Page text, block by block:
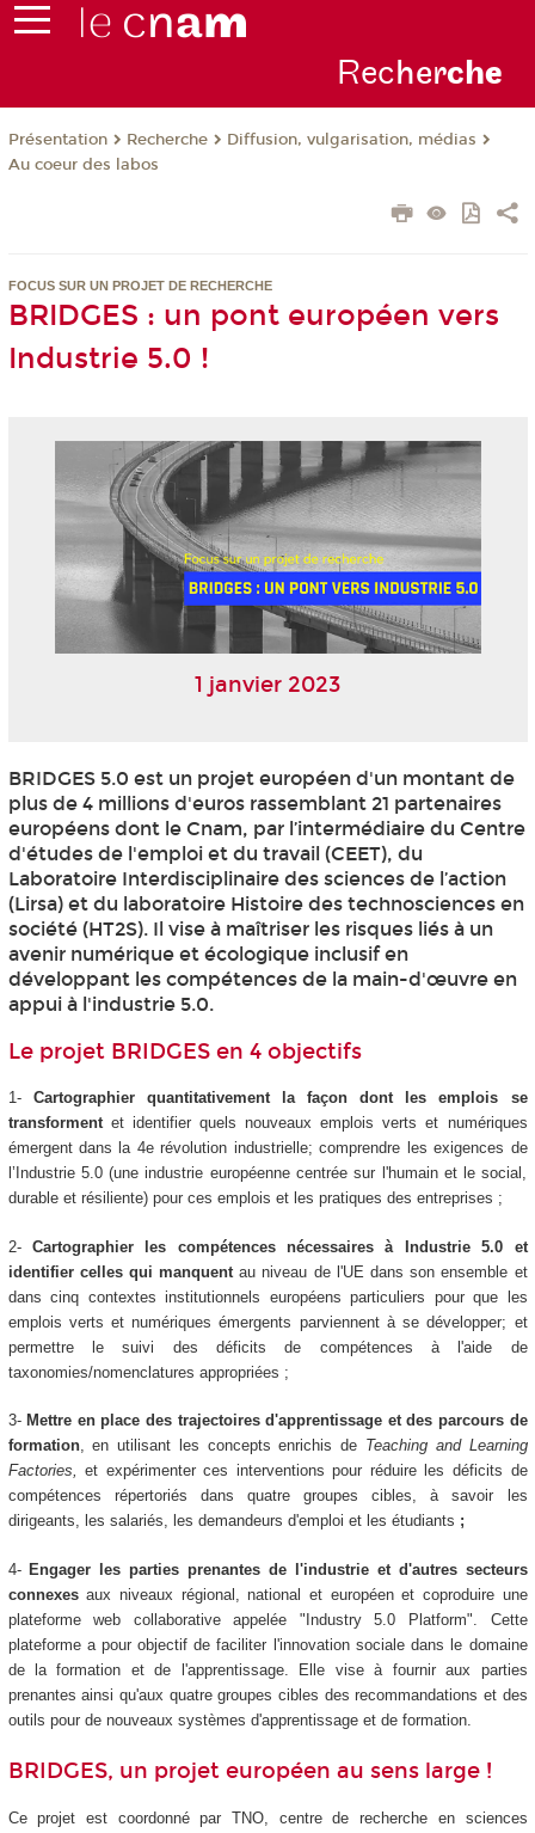
Recherche
Présentation Recherche
Diffusion, vulgarisation, médias
Au coeur des labos
FOCUS SUR UN PROJET DE RECHERCHE
BRIDGES : un pont européen vers
Industrie 5.0 !
1 janvier 2023
BRIDGES 5.0 est un projet européen d'un montant de
plus de 4 millions d'euros rassemblant 21 partenaires
européens dont le Cnam, par l’intermédiaire du Centre
d'études de l'emploi et du travail (CEET), du
Laboratoire Interdisciplinaire des sciences de l’action
(Lirsa) et du laboratoire Histoire des technosciences en
société (HT2S). Il vise à maîtriser les risques liés à un
avenir numérique et écologique inclusif en
développant les compétences de la main-d'œuvre en
appui à l'industrie 5.0.
Le projet BRIDGES en 4 objectifs
1- Cartographier quantitativement la façon dont les emplois se
transforment et identifier quels nouveaux emplois verts et numériques
émergent dans la 4e révolution industrielle; comprendre les exigences de
l’Industrie 5.0 (une industrie européenne centrée sur l'humain et le social,
durable et résiliente) pour ces emplois et les pratiques des entreprises ;
2- Cartographier les compétences nécessaires à Industrie 5.0 et
identifier celles qui manquentau niveau de l'UE dans son ensemble et
dans cinq contextes institutionnels européens particuliers pour que les
emplois verts et numériques émergents parviennent à se développer; et
permettre le suivi des déficits de compétences à l'aide de
taxonomies/nomenclatures appropriées ;
3-Mettre en place des trajectoires d'apprentissage et des parcours de
formation, en utilisant les concepts enrichis de Teaching and Learning
Factories, et expérimenter ces interventions pour réduire les déficits de
compétences répertoriés dans quatre groupes cibles, à savoir les
dirigeants, les salariés, les demandeurs d'emploi et les étudiants ;
4-Engager les parties prenantes de l'industrie et d'autres secteurs
connexesaux niveaux régional, national et européen et coproduire une
plateforme web collaborative appelée "Industry 5.0 Platform". Cette
plateforme a pour objectif de faciliter l'innovation sociale dans le domaine
de la formation et de l'apprentissage. Elle vise à fournir aux parties
prenantes ainsi qu'aux quatre groupes cibles des recommandations et des
outils pour de nouveaux systèmes d'apprentissage et de formation.
BRIDGES, un projet européen au sens large !
Ce projet est coordonné par TNO, centre de recherche en sciences